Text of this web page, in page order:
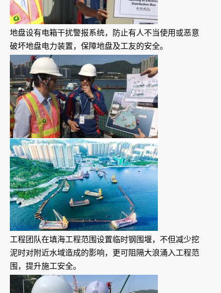
地盘设有电箱干扰警报系统，防止有人不当使用或恶意
破坏地盘电力装置，保障地盘及工友的安全。
工程团队在填海工程范围设置临时钢围堰，不但减少挖
泥时对附近水域造成的影响，更可阻隔大浪涌入工程范
围，提升施工安全。